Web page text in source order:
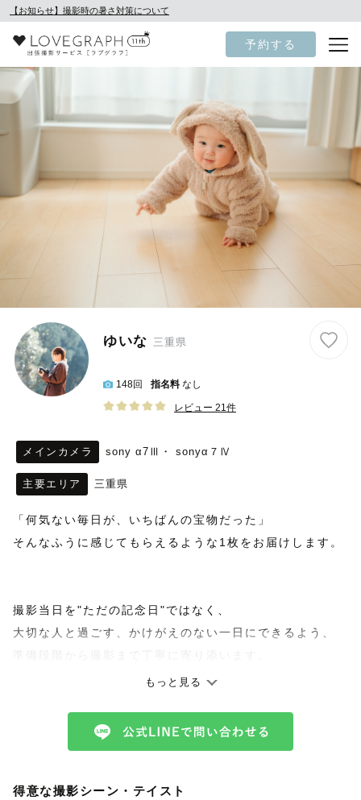
【お知らせ】撮影時の暑さ対策について
予約する
ゆいな 三重県
148回 指名料 なし
レビュー 21件
メインカメラ sony α7Ⅲ・ sonyα７Ⅳ
主要エリア 三重県
「何気ない毎日が、いちばんの宝物だった」
そんなふうに感じてもらえるような1枚をお届けします。
撮影当日を"ただの記念日"ではなく、
大切な人と過ごす、かけがえのない一日にできるよう、
もっと見る
得意な撮影シーン・テイスト